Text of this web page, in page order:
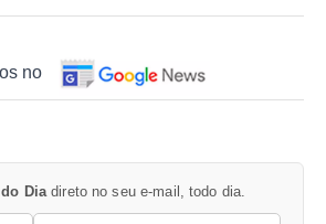
no
Diadireto no seu e-mail, todo dia.